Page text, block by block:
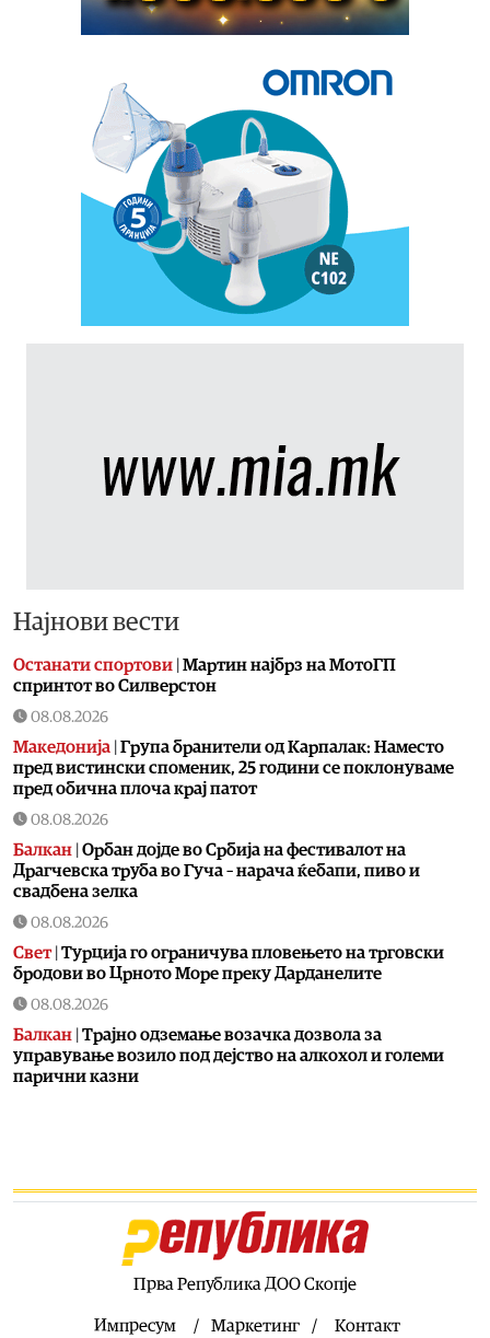
Најнови вести
Останати спортови Мартин најбрз на МотоГП
спринтот во Силверстон
08.08.2026
Македонија Група бранители од Карпалак: Наместо
пред вистински споменик, 25 години се поклонуваме
пред обична плоча крај патот
08.08.2026
Балкан Орбан дојде во Србија на фестивалот на
Драгчевска труба во Гуча – нарача ќебапи, пиво и
свадбена зелка
08.08.2026
Свет| Турција го ограничува пловењето на трговски
бродови во Црното Море преку Дарданелите
08.08.2026
Балкан Трајно одземање возачка дозвола за
управување возило под дејство на алкохол и големи
парични казни
08.08.2026
Иран: Отворањето на Ормутскиот Теснец зависи
вицешампионка во џиу-џицу
Прва Република ДОО Скопје
Импресум Маркетинг Контакт